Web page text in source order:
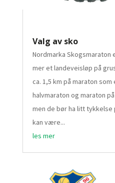
Valg av sko
Nordmarka
mer et landeveisløp på
ca. 1,5 km på maraton
halvmaraton og maraton
men de bør ha litt tykkelse
kan være...
les mer